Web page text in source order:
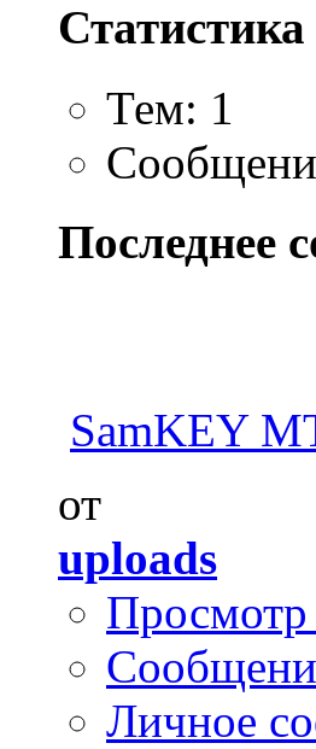
Статистика
Тем: 1
Последнее
SamKEY
от
uploads
Личное